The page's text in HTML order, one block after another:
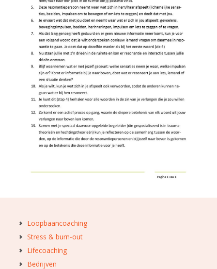
Loopbaancoaching
Stress & burn-out
Lifecoaching
Bedrijven